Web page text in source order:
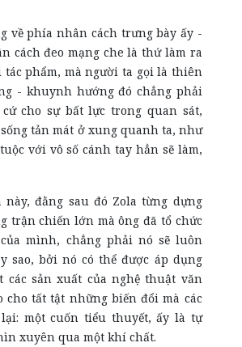
về phía nhân cách trưng bày ấy -
cách đeo mạng che là thứ làm ra
tác phẩm, mà người ta gọi là thiên
- khuynh hướng đó chẳng phải
cho sự bất lực trong quan sát,
tản mát ở xung quanh ta, như
với vô số cánh tay hẳn sẽ làm,
này, đằng sau đó Zola từng dựng
trận chiến lớn mà ông đã tổ chức
mình, chẳng phải nó sẽ luôn
sao, bởi nó có thể được áp dụng
các sản xuất của nghệ thuật văn
cho tất tật những biến đổi mà các
một cuốn tiểu thuyết, ấy là tự
xuyên qua một khí chất.